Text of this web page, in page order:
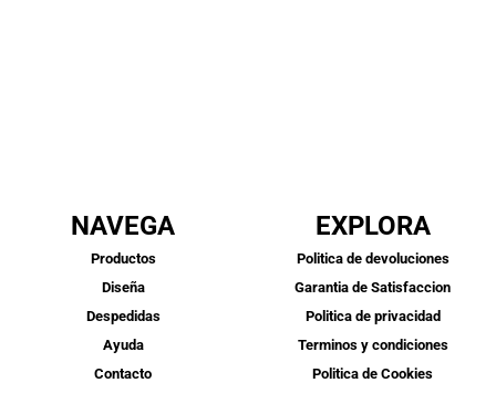
NAVEGA
Productos
Diseña
Despedidas
Ayuda
Contacto
EXPLORA
Politica de devoluciones
Garantia de Satisfaccion
Politica de privacidad
Terminos y condiciones
Politica de Cookies